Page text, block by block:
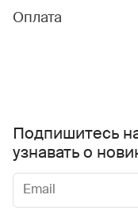
Оплата
Подпишитесь
узнавать о